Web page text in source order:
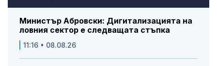
Министър Абровски: Дигитализацията на
ловния сектор е следващата стъпка
11:16 • 08.08.26